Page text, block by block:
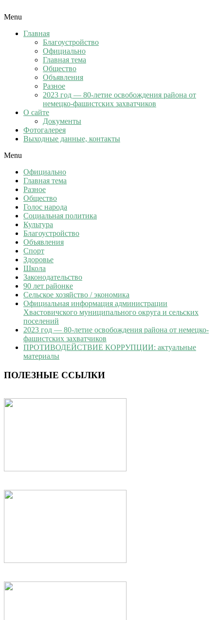
Menu
Главная
Благоустройство
Официально
Главная тема
Общество
Объявления
Разное
2023 год — 80-летие освобождения района от
немецко-фашистских захватчиков
О сайте
Документы
Фотогалерея
Выходные данные, контакты
Menu
Официально
Главная тема
Разное
Общество
Голос народа
Социальная политика
Культура
Благоустройство
Объявления
Спорт
Здоровье
Школа
Законодательство
90 лет районке
Сельское хозяйство / экономика
Официальная информация администрации
Хвастовичского муниципального округа и сельских
поселений
2023 год — 80-летие освобождения района от немецко-
фашистских захватчиков
ПРОТИВОДЕЙСТВИЕ КОРРУПЦИИ: актуальные
материалы
ПОЛЕЗНЫЕ ССЫЛКИ